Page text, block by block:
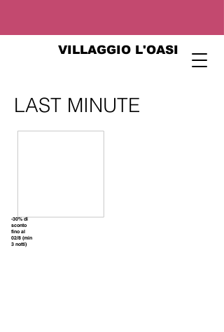
VILLAGGIO L'OASI
LAST MINUTE
-30% di
sconto
fino al
02/8 (min
3 notti)